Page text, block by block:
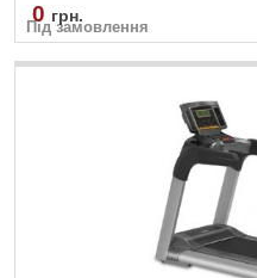
Під замовлення
0 грн.